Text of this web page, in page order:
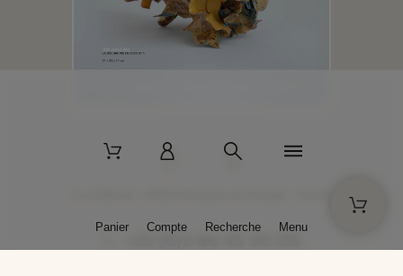
+33 (0)3 86 45 50 00
Panier Compte Recherche Menu